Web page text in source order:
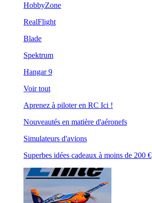
HobbyZone
RealFlight
Blade
Spektrum
Hangar 9
Voir tout
Aprenez à piloter en RC Ici !
Nouveautés en matière d'aéronefs
Simulateurs d'avions
Superbes idées cadeaux à moins de 200 €